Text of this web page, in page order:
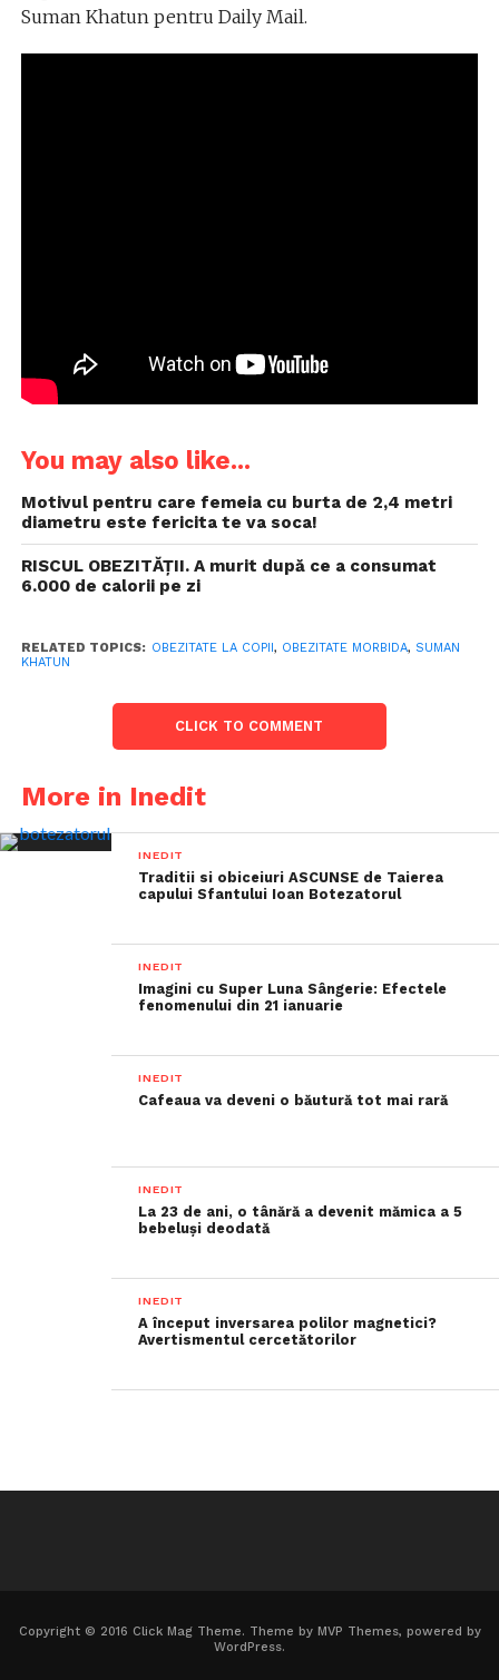
Suman Khatun pentru Daily Mail.
You may also like...
Motivul pentru care femeia cu burta de 2,4 metri
diametru este fericita te va soca!
RISCUL OBEZITĂȚII. A murit după ce a consumat
6.000 de calorii pe zi
RELATED TOPICS: OBEZITATE LA COPII, OBEZITATE MORBIDA, SUMAN
KHATUN
CLICK TO COMMENT
More in Inedit
INEDIT
Traditii si obiceiuri ASCUNSE de Taierea
capului Sfantului Ioan Botezatorul
INEDIT
Imagini cu Super Luna Sângerie: Efectele
fenomenului din 21 ianuarie
INEDIT
Cafeaua va deveni o băutură tot mai rară
INEDIT
La 23 de ani, o tânără a devenit mămica a 5
bebeluși deodată
INEDIT
A început inversarea polilor magnetici?
Avertismentul cercetătorilor
Copyright © 2016 Click Mag Theme. Theme by MVP Themes, powered by
WordPress.